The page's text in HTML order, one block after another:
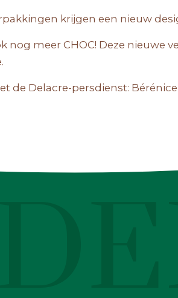
krijgen een nieuw
meer CHOC! Deze nieuwe
de Delacre-persdienst: